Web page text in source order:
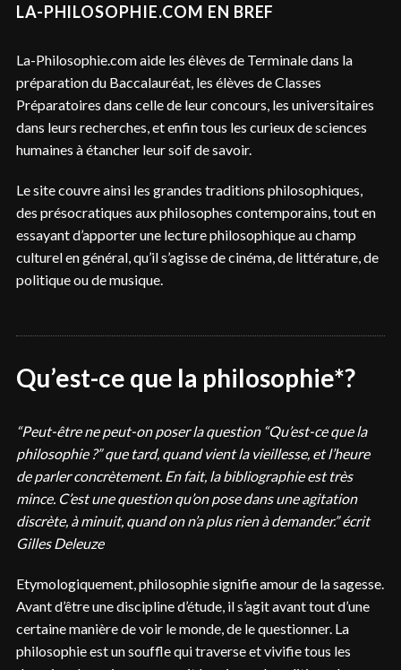
LA-PHILOSOPHIE.COM EN BREF
La-Philosophie.com aide les élèves de Terminale dans la
préparation du Baccalauréat, les élèves de Classes
Préparatoires dans celle de leur concours, les universitaires
dans leurs recherches, et enfin tous les curieux de sciences
humaines à étancher leur soif de savoir.
Le site couvre ainsi les grandes traditions philosophiques,
des présocratiques aux philosophes contemporains, tout en
essayant d’apporter une lecture philosophique au champ
culturel en général, qu’il s’agisse de cinéma, de littérature, de
politique ou de musique.
Qu’est-ce que la philosophie*?
“Peut-être ne peut-on poser la question “Qu’est-ce que la
philosophie ?” que tard, quand vient la vieillesse, et l’heure
de parler concrètement. En fait, la bibliographie est très
mince. C’est une question qu’on pose dans une agitation
discrète, à minuit, quand on n’a plus rien à demander.” écrit
Gilles Deleuze
Etymologiquement, philosophie signifie amour de la sagesse.
Avant d’être une discipline d’étude, il s’agit avant tout d’une
certaine manière de voir le monde, de le questionner. La
philosophie est un souffle qui traverse et vivifie tous les